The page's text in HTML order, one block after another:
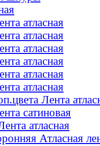
атласная
атласная
атласная
атласная
атласная
атласная
Лента
сатиновая
атласная
Атласная